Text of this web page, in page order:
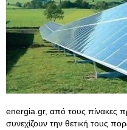
energia.gr, από τους πίνακες
συνεχίζουν την θετική τους